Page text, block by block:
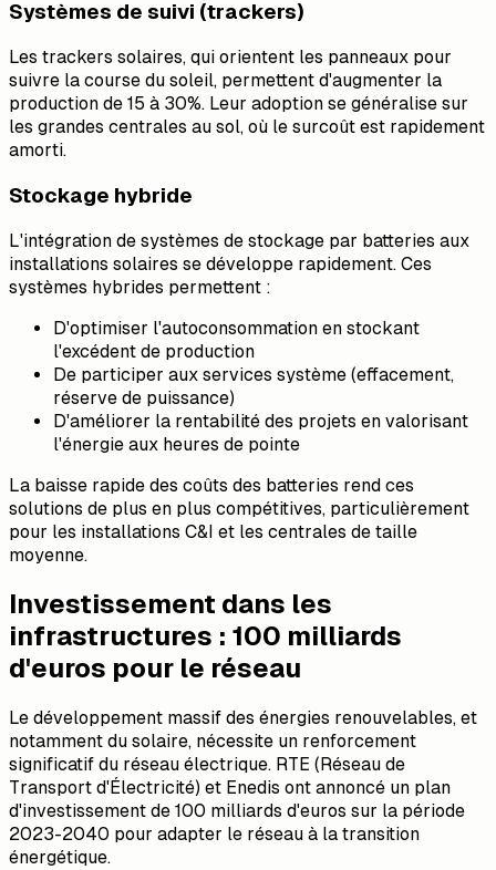
Systèmes de suivi (trackers)
Les trackers solaires, qui orientent les panneaux pour
suivre la course du soleil, permettent d'augmenter la
production de 15 à 30%. Leur adoption se généralise sur
les grandes centrales au sol, où le surcoût est rapidement
amorti.
Stockage hybride
L'intégration de systèmes de stockage par batteries aux
installations solaires se développe rapidement. Ces
systèmes hybrides permettent :
D'optimiser l'autoconsommation en stockant
l'excédent de production
De participer aux services système (effacement,
réserve de puissance)
D'améliorer la rentabilité des projets en valorisant
l'énergie aux heures de pointe
La baisse rapide des coûts des batteries rend ces
solutions de plus en plus compétitives, particulièrement
pour les installations C&I et les centrales de taille
moyenne.
Investissement dans les
infrastructures : 100 milliards
d'euros pour le réseau
Le développement massif des énergies renouvelables, et
notamment du solaire, nécessite un renforcement
significatif du réseau électrique. RTE (Réseau de
Transport d'Électricité) et Enedis ont annoncé un plan
d'investissement de 100 milliards d'euros sur la période
2023-2040 pour adapter le réseau à la transition
énergétique.